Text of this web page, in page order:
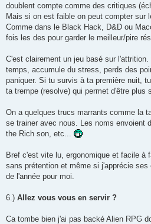
doublent compte comme des critiques
Mais si on est faible on peut compter sur
Comme dans le Black Hack, D&D ou
fois les des pour garder le meilleur/pire
C'est clairement un jeu basé sur
temps, accumule du stress, perds des
paniquer. Si tu survis à ta première nuit,
ta trempe (resolve) qui permet d'être plus
On a quelques trucs marrants comme la
se trainer avec nous. Les noms envoient
the Rich son, etc...
Bref c'est vite lu, ergonomique et facile à
sans prétention et même si j'apprécie
de l'année pour moi.
6.) Allez vous vous en servir ?
Ca tombe bien j'ai pas backé Alien RPG